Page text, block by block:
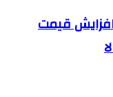
افزایش قیمت